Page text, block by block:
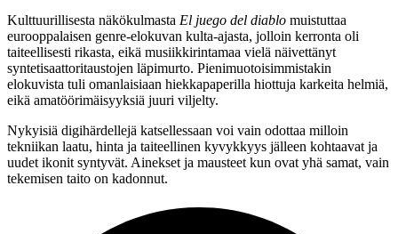
Kulttuurillisesta näkökulmasta El juego del diablo muistuttaa
eurooppalaisen genre-elokuvan kulta-ajasta, jolloin kerronta oli
taiteellisesti rikasta, eikä musiikkirintamaa vielä näivettänyt
syntetisaattoritaustojen läpimurto. Pienimuotoisimmistakin
elokuvista tuli omanlaisiaan hiekkapaperilla hiottuja karkeita helmiä,
eikä amatöörimäisyyksiä juuri viljelty.
Nykyisiä digihärdellejä katsellessaan voi vain odottaa milloin
tekniikan laatu, hinta ja taiteellinen kyvykkyys jälleen kohtaavat ja
uudet ikonit syntyvät. Ainekset ja mausteet kun ovat yhä samat, vain
tekemisen taito on kadonnut.